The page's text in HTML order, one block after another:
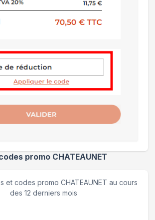
promo CHATEAUNET
et codes promo CHATEAUNET au cours
des 12 derniers mois